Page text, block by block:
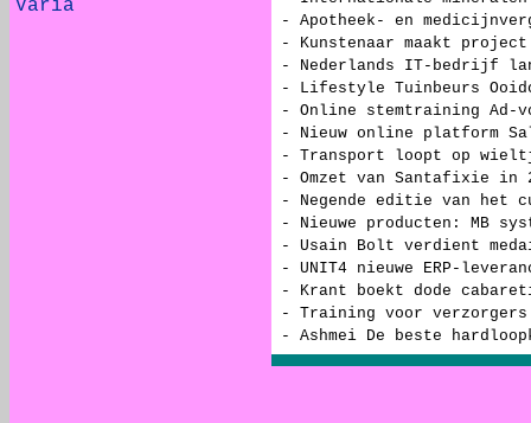
Varia
- Apotheek- en
- Kunstenaar maakt
- Nederlands IT-bedrijf
- Lifestyle Tuinbeurs
- Online stemtraining Ad-
- Nieuw online platform
- Transport loopt op
- Omzet van Santafixie in
- Negende editie van het
- Nieuwe producten: MB
- Usain Bolt verdient
- UNIT4 nieuwe ERP-
- Krant boekt dode
- Training voor verzorgers
- Ashmei De beste